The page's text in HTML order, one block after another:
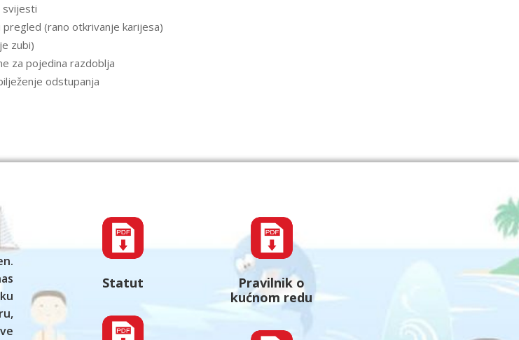
svijesti
(rano otkrivanje karijesa)
zubi)
za pojedina razdoblja
odstupanja
Statut
Pravilnik o
kućnom redu